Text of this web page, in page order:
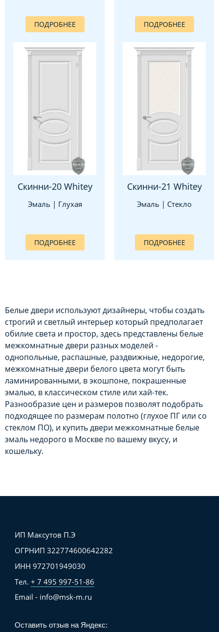
ПОДРОБНЕЕ ПОДРОБНЕЕ
Скинни-20 Whitey
Эмаль | Глухая
ПОДРОБНЕЕ
Скинни-21 Whitey
Эмаль | Стекло
ПОДРОБНЕЕ
Белые двери используют дизайнеры, чтобы создать
строгий и светлый интерьер который предполагает
обилие света и простор, здесь представлены белые
межкомнатные двери разных моделей -
однопольные, распашные, раздвижные, недорогие,
межкомнатные двери белого цвета могут быть
ламинированными, в экошпоне, покрашенные
эмалью, в классическом стиле или хай-тек.
Разнообразие цен и размеров позволят подобрать
подходящее по размерам полотно (глухое ПГ или со
стеклом ПО), и купить двери межкомнатные белые
эмаль недорого в Москве по вашему вкусу, и
кошельку.
ИП Максутов П.Э
ОГРНИП 322774600642282
ИНН 972701949030
Тел. + 7 495 997-51-86
Email - info@msk-m.ru
Оставить отзыв на Яндекс: